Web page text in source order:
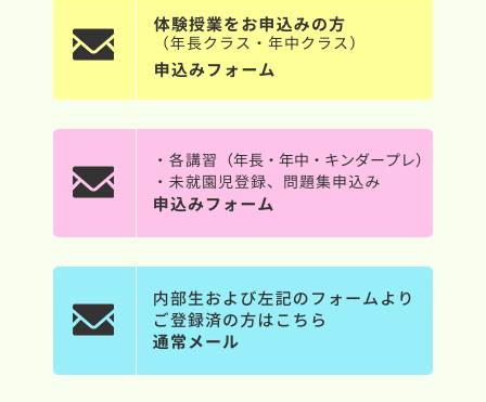
今、大人気のクイズ番組ですが、TBSの年末特番とし
て 12/18(土)14:00～15:00が放映されます。テーマは
にして、大人がどこまでできるかを、楽しい演出で出題
これにフォレスト幼児教室が、過去のデータを元にどん
な記憶問題が出ているか、また教室で練習として作成し
の打ち合わせをはじめ、記憶に関する問題や、過去に出
題された記憶問題のデータをお送りさせていただきまし
番組の最後のタイトルバックに、問題監修として「フォ
レスト幼児教室」が紹介されます。どうぞ、お楽しみ